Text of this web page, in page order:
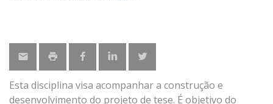
Esta disciplina visa acompanhar a construção e
desenvolvimento do projeto de tese. É objetivo do